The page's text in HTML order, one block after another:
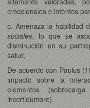
emocionales e intentos
c. Amenaza la habilidad
sociales, lo que se
disminución en su
salud.
De acuerdo con Paulus
impacto sobre la
elementos
incertidumbre).